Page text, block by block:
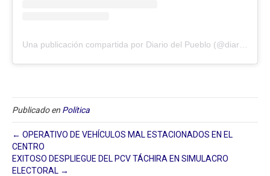
Publicado en Política
← OPERATIVO DE VEHÍCULOS MAL ESTACIONADOS EN EL
CENTRO
EXITOSO DESPLIEGUE DEL PCV TÁCHIRA EN SIMULACRO
ELECTORAL →